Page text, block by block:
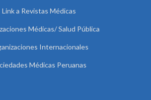
Link a Revistas Médicas
Médicas/ Salud Pública
Internacionales
Médicas Peruanas